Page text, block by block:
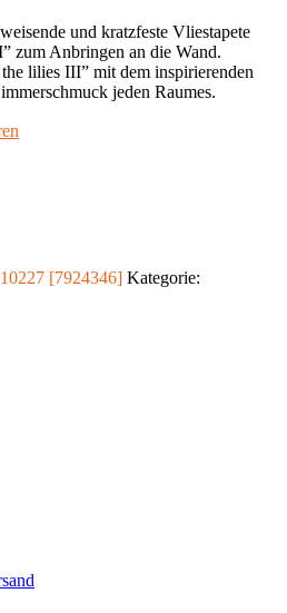
und kratzfeste Vliestapete
zum Anbringen an die Wand.
lilies III” mit dem inspirierenden
jeden Raumes.
[7924346] Kategorie: